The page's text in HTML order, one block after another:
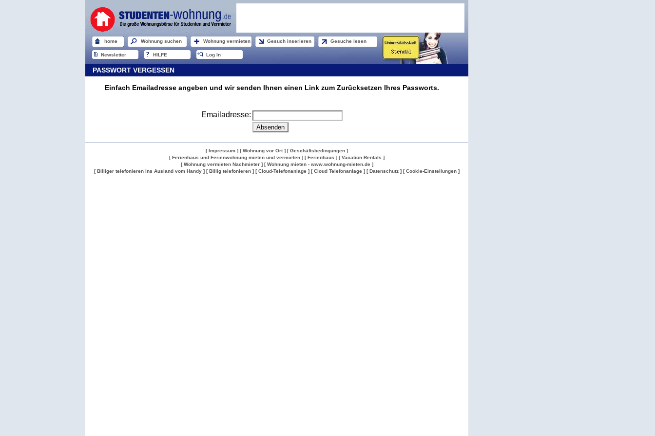
home Wohnung suchen Wohnung vermieten Gesuch inserieren Gesuche lesen
Newsletter HILFE Log In
PASSWORT VERGESSEN
Einfach Emailadresse angeben und wir senden Ihnen einen Link zum Zurücksetzen Ihres Passworts.
Emailadresse:
[ Impressum ] [ Wohnung vor Ort ] [ Geschäftsbedingungen ]
[ Ferienhaus und Ferienwohnung mieten und vermieten ] [ Ferienhaus ] [ Vacation Rentals ]
[ Wohnung vermieten Nachmieter ] [ Wohnung mieten - www.wohnung-mieten.de ]
[ Billiger telefonieren ins Ausland vom Handy ] [ Billig telefonieren ] [ Cloud-Telefonanlage ] [ Cloud Telefonanlage ] [ Datenschutz ] [ Cookie-Einstellungen ]